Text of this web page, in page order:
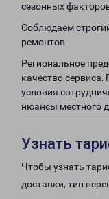
сезонных
Соблюдаем
ремонтов.
Региональное
качество
условия
нюансы местного
Узнать
Чтобы узнать
доставки, тип